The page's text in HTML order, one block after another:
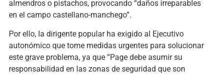
almendros o pistachos, provocando “daños irreparables
en el campo castellano-manchego”.
Por ello, la dirigente popular ha exigido al Ejecutivo
autonómico que tome medidas urgentes para solucionar
este grave problema, ya que “Page debe asumir su
responsabilidad en las zonas de seguridad que son